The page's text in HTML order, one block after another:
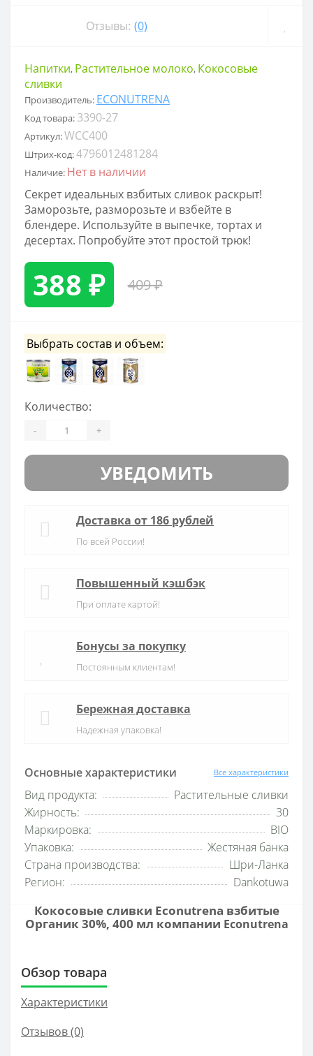
Отзывы: (0)
Напитки, Растительное молоко, Кокосовые
сливки
Производитель: ECONUTRENA
Код товара: 3390-27
Артикул:WCC400
Штрих-код:4796012481284
Наличие: Нет в наличии
Секрет идеальных взбитых сливок раскрыт!
Заморозьте, разморозьте и взбейте в
блендере. Используйте в выпечке, тортах и
десертах. Попробуйте этот простой трюк!
388 ₽ 409 ₽
Основные характеристики Все характеристики
Вид продукта:
Растительные сливки
Жирность:
30
Маркировка:
BIO
Упаковка:
Жестяная банка
Страна производства:
Шри-Ланка
Регион:
Dankotuwa
Выбрать состав и объем:
Количество:
- +
УВЕДОМИТЬ
Доставка от 186 рублей
По всей России!
Повышенный кэшбэк
При оплате картой!
Бонусы за покупку
Постоянным клиентам!
Бережная доставка
Надежная упаковка!
Кокосовые сливки Econutrena взбитые
Органик 30%, 400 мл компании Econutrena
Обзор товара
Характеристики
Отзывов (0)